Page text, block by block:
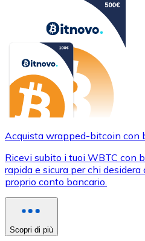
Acquista wrapped-bitcoin con
Ricevi subito i tuoi WBTC con
rapida e sicura per chi
proprio conto bancario.
Scopri di più